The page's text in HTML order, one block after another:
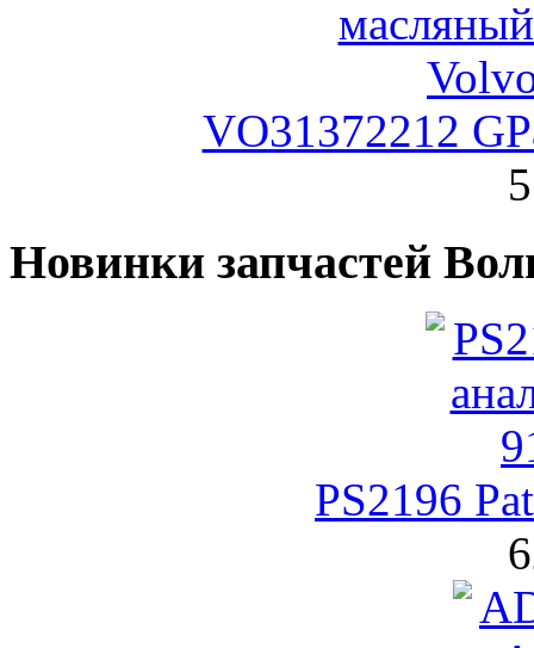
VO31372212
Новинки запчастей
PS2196